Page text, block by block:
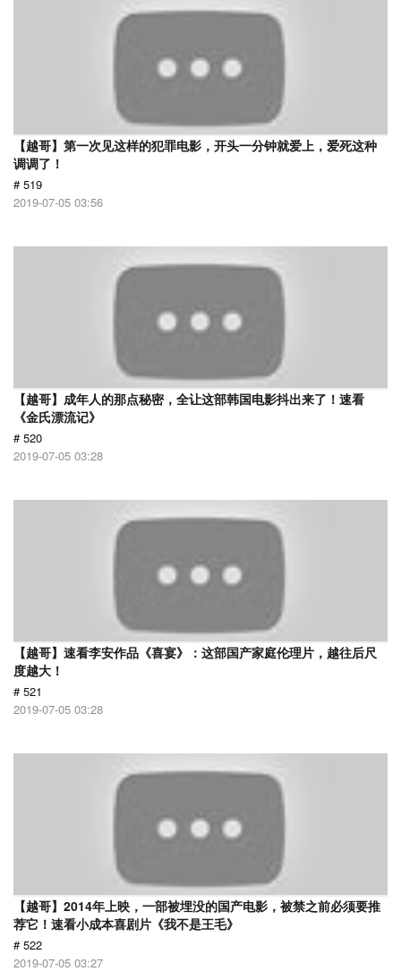
【越哥】第一次见这样的犯罪电影，开头一分钟就爱上，爱死这种
调调了！
# 519
2019-07-05 03:56
【越哥】成年人的那点秘密，全让这部韩国电影抖出来了！速看
《金氏漂流记》
# 520
2019-07-05 03:28
【越哥】速看李安作品《喜宴》：这部国产家庭伦理片，越往后尺
度越大！
# 521
2019-07-05 03:28
【越哥】2014年上映，一部被埋没的国产电影，被禁之前必须要推
荐它！速看小成本喜剧片《我不是王毛》
# 522
2019-07-05 03:27